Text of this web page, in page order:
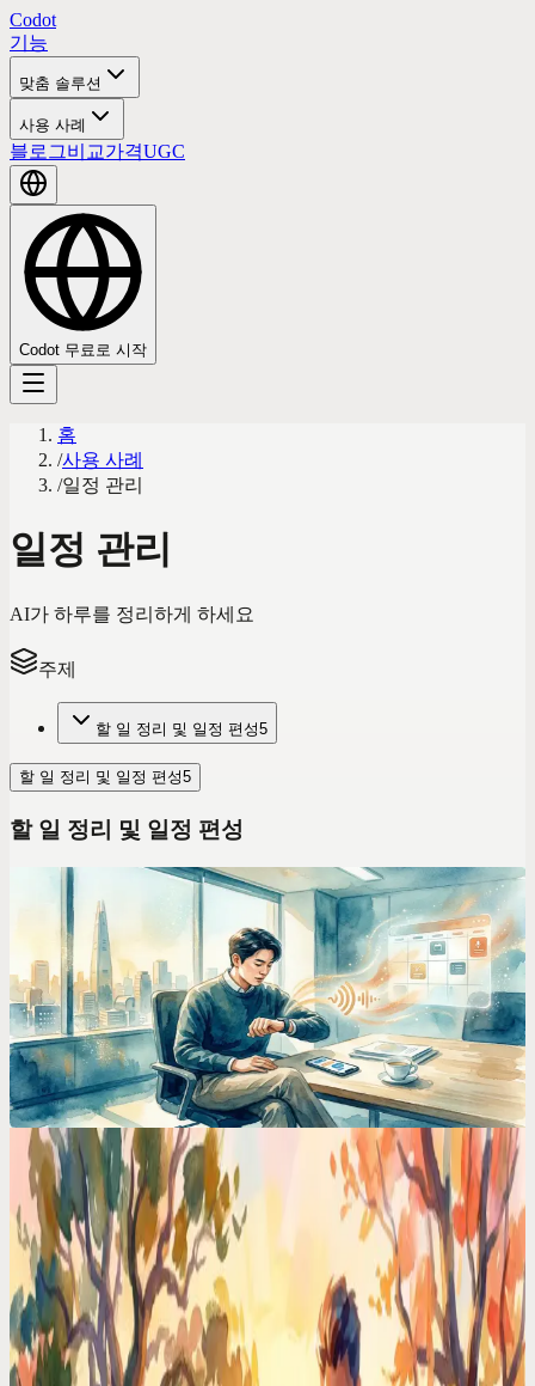
Codot
기능
맞춤 솔루션
사용 사례
블로그비교가격UGC
Codot 무료로 시작
홈
/사용 사례
/일정 관리
일정 관리
AI가 하루를 정리하게 하세요
주제
할 일 정리 및 일정 편성5
할 일 정리 및 일정 편성5
할 일 정리 및 일정 편성
ADHD 도움
Todoist는 내 ADHD를 더 악화시켰다. 그래서 내가
갈아탄 앱은...
일일이 수동으로 입력하고, 색깔별로 라벨을 붙이고, 우선순위
깃발을 꽂고... Todoist는 내 뇌가 엑셀 스프레드시트처럼 돌아
갈 거라 착각합니다. 유감스럽게도 제 뇌는 그렇지 않거든요.
캘린더 비교
AI 플래너의 숨겨진 진실 (대부분의 앱이 당신을 속
이고 있는 이유)
HTN 플래닝, 제약 조건 만족, 강화 학습... 플래너는 겉보기에
예쁜 UI보다 그 뒤에 있는 AI 기술이 훨씬 중요합니다. 대부분
의 앱은 그저 단순한 규칙 몇 개 넣어놓고 AI라고 포장할 뿐이
죠.